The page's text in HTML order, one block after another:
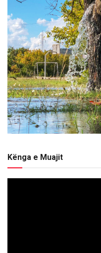
Kënga e Muajit